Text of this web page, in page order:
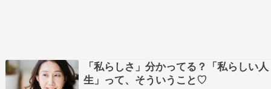
「私らしさ」分かってる？「私らしい人
生」って、そういうこと♡